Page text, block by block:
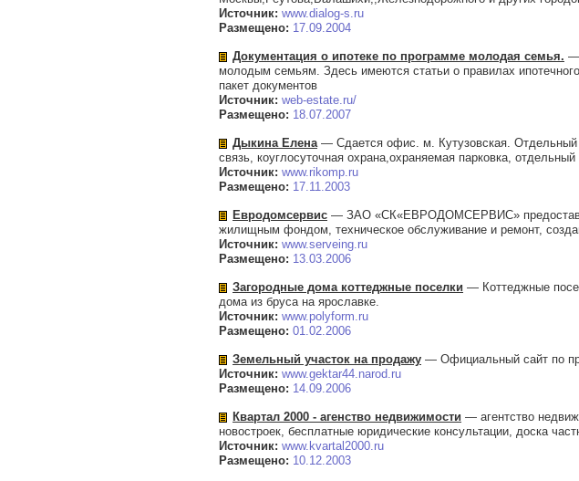
Источник: www.dialog-s.ru
Размещено: 17.09.2004
Документация о ипотеке по программе молодая семья. —
молодым семьям. Здесь имеются статьи о правилах
пакет документов
Источник: web-estate.ru/
Размещено: 18.07.2007
Дыкина Елена— Сдается офис. м. Кутузовская. Отдельный
связь, коуглосуточная охрана,охраняемая парковка,
Источник: www.rikomp.ru
Размещено: 17.11.2003
Евродомсервис — ЗАО «СК«ЕВРОДОМСЕРВИС»
жилищным фондом, техническое обслуживание и ремонт,
Источник: www.serveing.ru
Размещено: 13.03.2006
Загородные дома коттеджные поселки — Коттеджные
дома из бруса на ярославке.
Источник: www.polyform.ru
Размещено: 01.02.2006
Земельный участок на продажу — Официальный сайт по
Источник: www.gektar44.narod.ru
Размещено: 14.09.2006
Квартал 2000 - агенство недвижимости — агентство
новостроек, бесплатные юридические консультации, доска
Источник: www.kvartal2000.ru
Размещено: 10.12.2003